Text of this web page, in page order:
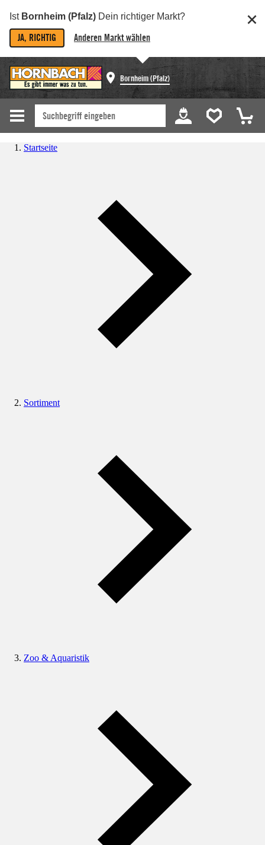
Ist Bornheim (Pfalz) Dein richtiger Markt?
JA, RICHTIG Anderen Markt wählen
Bornheim (Pfalz)
Startseite
Sortiment
Zoo & Aquaristik